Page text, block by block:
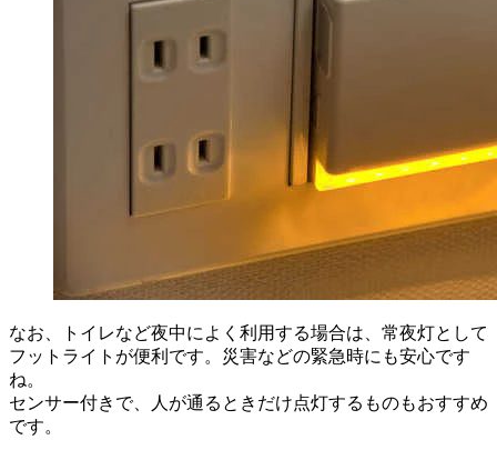
なお、トイレなど夜中によく利用する場合は、常夜灯として
フットライトが便利です。災害などの緊急時にも安心です
ね。
センサー付きで、人が通るときだけ点灯するものもおすすめ
です。